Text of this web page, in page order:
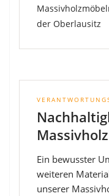
Ein bewusster
weiteren
unserer